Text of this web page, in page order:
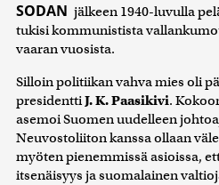
SODAN jälkeen 1940-luvulla
tukisi kommunistista
vaaran vuosista.
Silloin politiikan vahva mies oli
presidenttiJ. K. Paasikivi.
asemoi Suomen uudelleen
Neuvostoliiton kanssa ollaan
myöten pienemmissä asioissa,
itsenäisyys ja suomalainen